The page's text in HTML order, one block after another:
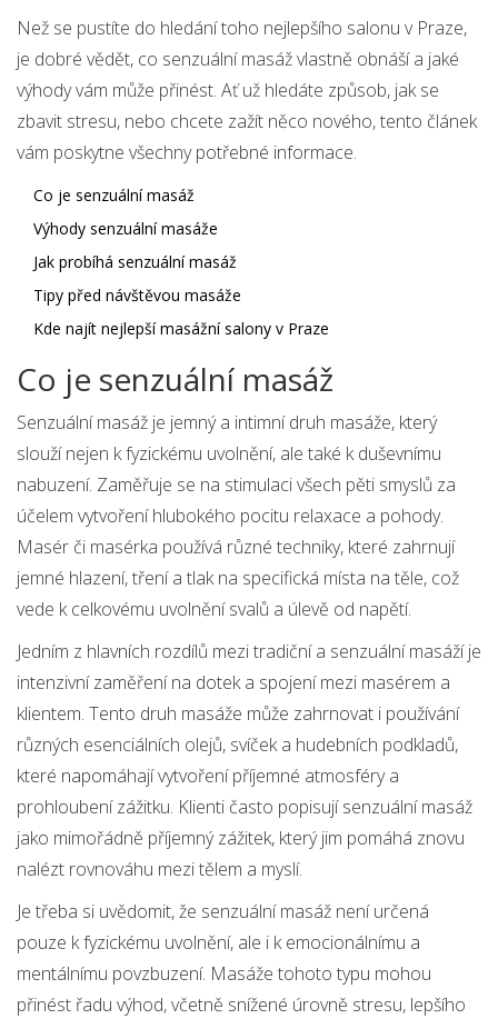
Než se pustíte do hledání toho nejlepšího salonu v Praze,
je dobré vědět, co senzuální masáž vlastně obnáší a jaké
výhody vám může přinést. Ať už hledáte způsob, jak se
zbavit stresu, nebo chcete zažít něco nového, tento článek
vám poskytne všechny potřebné informace.
Co je senzuální masáž
Výhody senzuální masáže
Jak probíhá senzuální masáž
Tipy před návštěvou masáže
Kde najít nejlepší masážní salony v Praze
Co je senzuální masáž
Senzuální masáž je jemný a intimní druh masáže, který
slouží nejen k fyzickému uvolnění, ale také k duševnímu
nabuzení. Zaměřuje se na stimulaci všech pěti smyslů za
účelem vytvoření hlubokého pocitu relaxace a pohody.
Masér či masérka používá různé techniky, které zahrnují
jemné hlazení, tření a tlak na specifická místa na těle, což
vede k celkovému uvolnění svalů a úlevě od napětí.
Jedním z hlavních rozdílů mezi tradiční a senzuální masáží je
intenzivní zaměření na dotek a spojení mezi masérem a
klientem. Tento druh masáže může zahrnovat i používání
různých esenciálních olejů, svíček a hudebních podkladů,
které napomáhají vytvoření příjemné atmosféry a
prohloubení zážitku. Klienti často popisují senzuální masáž
jako mimořádně příjemný zážitek, který jim pomáhá znovu
nalézt rovnováhu mezi tělem a myslí.
Je třeba si uvědomit, že senzuální masáž není určená
pouze k fyzickému uvolnění, ale i k emocionálnímu a
mentálnímu povzbuzení. Masáže tohoto typu mohou
přinést řadu výhod, včetně snížené úrovně stresu, lepšího